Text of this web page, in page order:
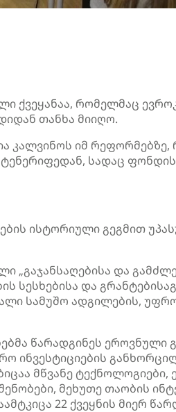
ქვეყანაა, რომელმაც
თანხა მიიღო.
კალვინოს იმ
ტენერიფედან, სადაც
ისტორიული გეგმით
„გაჯანსაღებისა და
და
სამუშო ადგილების,
წარადგინეს ეროვნული
ინვესტიციების
მწვანე
მეხუთე თაობის
22 ქვეყნის მიერ